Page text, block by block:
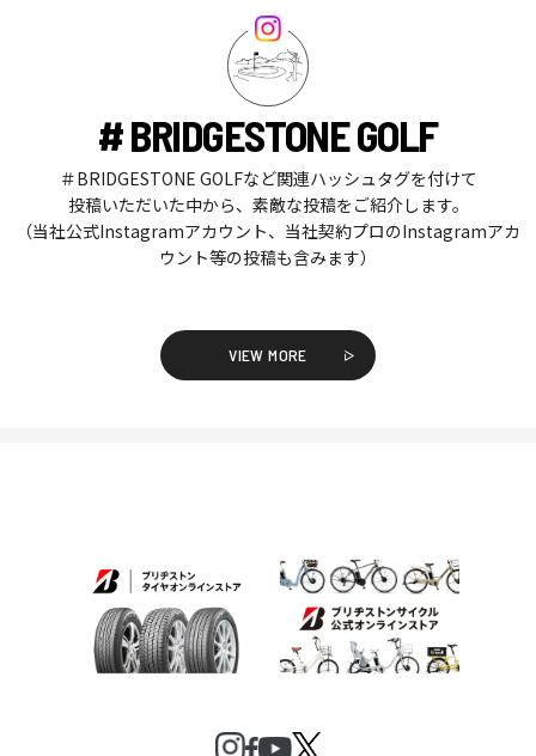
# BRIDGESTONE GOLF
＃BRIDGESTONE GOLFなど関連ハッシュタグを付けて
投稿いただいた中から、素敵な投稿をご紹介します。
（当社公式Instagramアカウント、当社契約プロのInstagramアカ
ウント等の投稿も含みます）
VIEW MORE